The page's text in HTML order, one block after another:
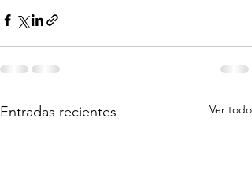
Entradas recientes Ver todo